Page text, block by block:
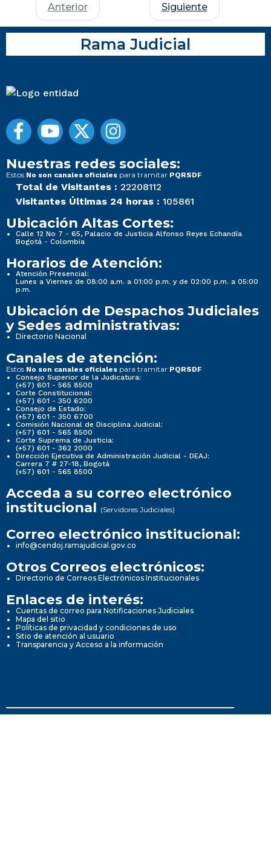
Anterior Siguiente
Rama Judicial
Nuestras redes sociales:
Estos No son canales oficiales para tramitar PQRSDF
Total de Visitantes : 22208112
Visitantes Últimas 24 horas : 105861
Ubicación Altas Cortes:
Calle 12 No 7 - 65, Palacio de Justicia Alfonso Reyes Echandía
Bogotá - Colombia
Horarios de Atención:
Atención Presencial:
Lunes a Viernes de 08:00 a.m. a 01:00 p.m. y de 02:00 p.m. a 05:00
p.m.
Ubicación de Despachos Judiciales
y Sedes administrativas:
Directorio Nacional
Canales de atención:
Estos No son canales oficiales para tramitar PQRSDF
Consejo Superior de la Judicatura:
(+57) 601 - 565 8500
Corte Constitucional:
(+57) 601 - 350 6200
Consejo de Estado:
(+57) 601 - 350 6700
Comisión Nacional de Disciplina Judicial:
(+57) 601 - 565 8500
Corte Suprema de Justicia:
(+57) 601 - 362 2000
Dirección Ejecutiva de Administración Judicial - DEAJ:
Carrera 7 # 27-18, Bogotá
(+57) 601 - 565 8500
Acceda a su correo electrónico
institucional (Servidores Judiciales)
Correo electrónico institucional:
info@cendoj.ramajudicial.gov.co
Otros Correos electrónicos:
Directorio de Correos Electrónicos Institucionales
Enlaces de interés:
Cuentas de correo para Notificaciones Judiciales
Mapa del sitio
Políticas de privacidad y condiciones de uso
Sitio de atención al usuario
Transparencia y Acceso a la información